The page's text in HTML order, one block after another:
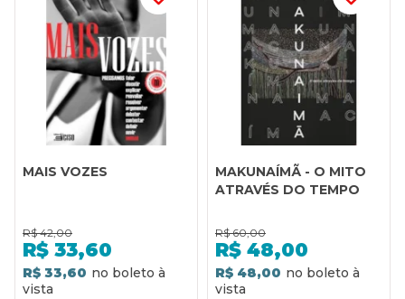
MAIS VOZES
R$ 42,00
R$ 33,60
R$ 33,60
MAKUNAÍMÃ - O MITO
ATRAVÉS DO TEMPO
R$ 60,00
R$ 48,00
R$ 48,00